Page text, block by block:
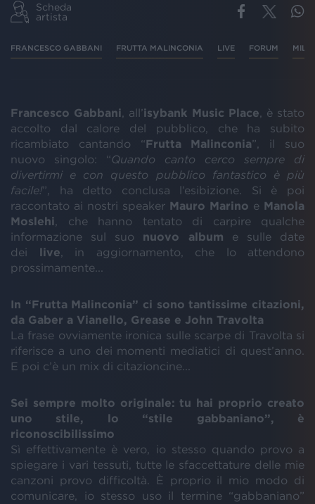
Scheda
artista
FRANCESCO GABBANI FRUTTA MALINCONIA LIVE FORUM
Francesco Gabbani , all’isybank Music Place , è stato
accolto dal calore del pubblico, che ha subito
ricambiato cantando “Frutta Malinconia”, il suo
nuovo singolo: “Quando canto cerco sempre di
divertirmi e con questo pubblico fantastico è più
facile!”, ha detto conclusa l’esibizione. Si è poi
raccontato ai nostri speaker Mauro Marino e Manola
Moslehi , che hanno tentato di carpire qualche
informazione sul suo nuovo album e sulle date
dei live , in aggiornamento, che lo attendono
prossimamente...
In “Frutta Malinconia” ci sono tantissime citazioni,
da Gaber a Vianello, Grease e John Travolta
La frase ovviamente ironica sulle scarpe di Travolta si
riferisce a uno dei momenti mediatici di quest’anno.
E poi c’è un mix di citazioncine...
Sei sempre molto originale: tu hai proprio creato
uno stile, lo “stile gabbaniano”, è
riconoscibilissimo
Sì effettivamente è vero, io stesso quando provo a
spiegare i vari tessuti, tutte le sfaccettature delle mie
canzoni provo difficoltà. È proprio il mio modo di
comunicare, io stesso uso il termine “gabbaniano”